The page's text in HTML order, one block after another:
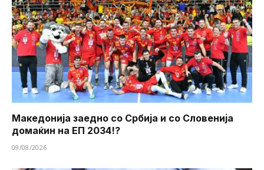
Македонија заедно со Србија и со Словенија
домаќин на ЕП 2034!?
09/08/2026